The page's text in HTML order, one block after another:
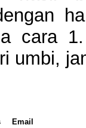
cara
umbi,
Email